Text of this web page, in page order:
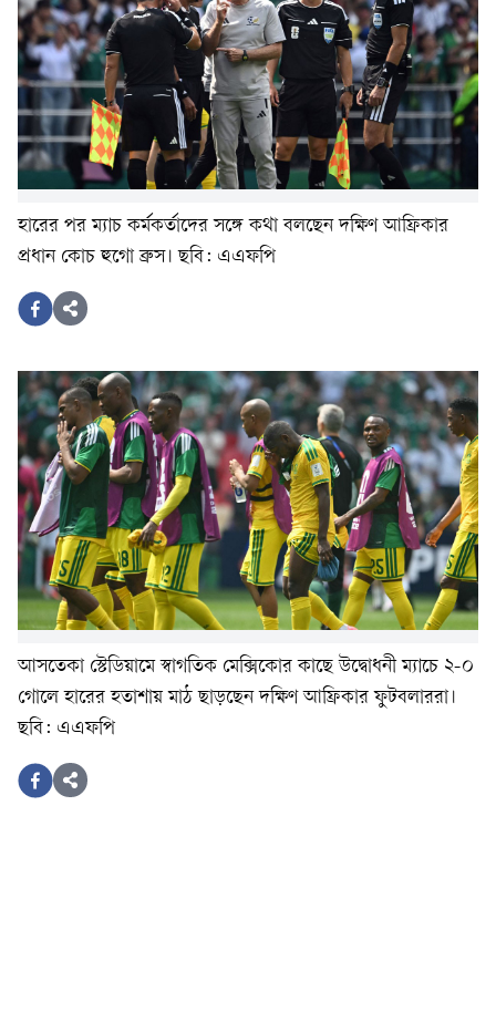
হারের পর ম্যাচ কর্মকর্তাদের সঙ্গে কথা বলছেন দক্ষিণ আফ্রিকার
প্রধান কোচ হুগো ব্রুস। ছবি: এএফপি
আসতেকা স্টেডিয়ামে স্বাগতিক মেক্সিকোর কাছে উদ্বোধনী ম্যাচে ২-০
গোলে হারের হতাশায় মাঠ ছাড়ছেন দক্ষিণ আফ্রিকার ফুটবলাররা।
ছবি: এএফপি